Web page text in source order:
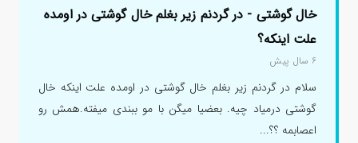
خال گوشتی - در گردنم زیر بغلم خال گوشتی در اومده
علت اینکه؟
۶ سال پیش
سلام در گردنم زیر بغلم خال گوشتی در اومده علت اینکه خال
گوشتی درمیاد چیه. بعضیا میگن با مو ببندی میفته.همش رو
اعصابمه ؟؟...